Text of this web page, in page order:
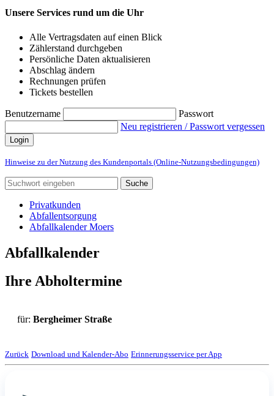
Unsere Services rund um die Uhr
Alle Vertragsdaten auf einen Blick
Zählerstand durchgeben
Persönliche Daten aktualisieren
Abschlag ändern
Rechnungen prüfen
Tickets bestellen
Benutzername
Passwort
Neu registrieren / Passwort vergessen
Login
Hinweise zu der Nutzung des Kundenportals (Online-Nutzungsbedingungen)
Suche
Privatkunden
Abfallentsorgung
Abfallkalender Moers
Abfallkalender
Ihre Abholtermine
für: Bergheimer Straße
Zurück Download und Kalender-Abo Erinnerungsservice per App